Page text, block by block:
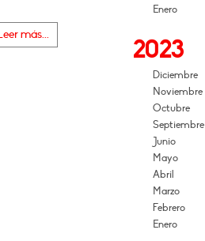
más...
Enero
2023
Diciembre
Noviembre
Octubre
Septiembre
Junio
Mayo
Abril
Marzo
Febrero
Enero